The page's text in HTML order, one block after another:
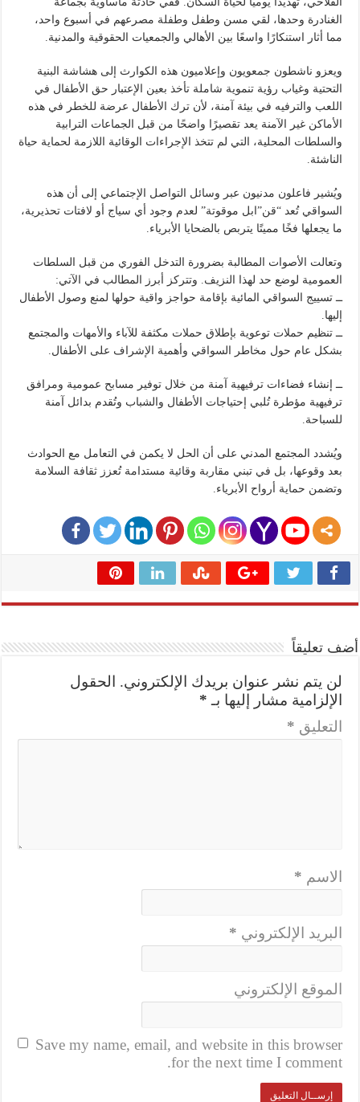
الغنادرة وحدها، لقي مسن وطفل وطفلة مصرعهم في أسبوع واحد،
مما أثار استنكارًا واسعًا بين الأهالي والجمعيات الحقوقية والمدنية.
ويعزو ناشطون جمعويون وإعلاميون هذه الكوارث إلى هشاشة البنية
التحتية وغياب رؤية تنموية شاملة تأخذ بعين الإعتبار حق الأطفال في
اللعب والترفيه في بيئة آمنة، لأن ترك الأطفال عرضة للخطر في هذه
الأماكن غير الآمنة يعد تقصيرًا واضحًا من قبل الجماعات الترابية
والسلطات المحلية، التي لم تتخذ الإجراءات الوقائية اللازمة لحماية حياة
الناشئة.
ويُشير فاعلون مدنيون عبر وسائل التواصل الإجتماعي إلى أن هذه
السواقي تُعد “قن”ابل موقوتة” لعدم وجود أي سياج أو لافتات تحذيرية،
ما يجعلها فخًا مميتًا يتربص بالضحايا الأبرياء.
وتعالت الأصوات المطالبة بضرورة التدخل الفوري من قبل السلطات
العمومية لوضع حد لهذا النزيف. وتتركز أبرز المطالب في الآتي:
ــ تسييج السواقي المائية بإقامة حواجز واقية حولها لمنع وصول الأطفال
إليها.
ــ تنظيم حملات توعوية بإطلاق حملات مكثفة للآباء والأمهات والمجتمع
بشكل عام حول مخاطر السواقي وأهمية الإشراف على الأطفال.
ــ إنشاء فضاءات ترفيهية آمنة من خلال توفير مسابح عمومية ومرافق
ترفيهية مؤطرة تُلبي إحتياجات الأطفال والشباب وتُقدم بدائل آمنة
للسباحة.
ويُشدد المجتمع المدني على أن الحل لا يكمن في التعامل مع الحوادث
بعد وقوعها، بل في تبني مقاربة وقائية مستدامة تُعزز ثقافة السلامة
وتضمن حماية أرواح الأبرياء.
أضف تعليقاً
لن يتم نشر عنوان بريدك الإلكتروني.
الحقول
الإلزامية مشار إليها بـ *
التعليق *
الاسم *
البريد الإلكتروني *
الموقع الإلكتروني
Save my name, email, and website in this browser
for the next time I comment.